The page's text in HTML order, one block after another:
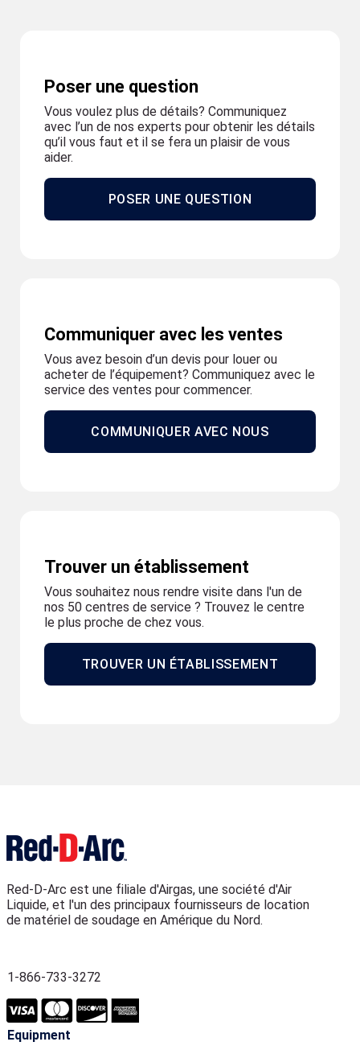
Poser une question
Vous voulez plus de détails? Communiquez
avec l’un de nos experts pour obtenir les détails
qu’il vous faut et il se fera un plaisir de vous
aider.
POSER UNE QUESTION
Communiquer avec les ventes
Vous avez besoin d’un devis pour louer ou
acheter de l’équipement? Communiquez avec le
service des ventes pour commencer.
COMMUNIQUER AVEC NOUS
Trouver un établissement
Vous souhaitez nous rendre visite dans l'un de
nos 50 centres de service ? Trouvez le centre
le plus proche de chez vous.
TROUVER UN ÉTABLISSEMENT
Red-D-Arc est une filiale d'Airgas, une société d'Air
Liquide, et l'un des principaux fournisseurs de location
de matériel de soudage en Amérique du Nord.
1-866-733-3272
Equipment